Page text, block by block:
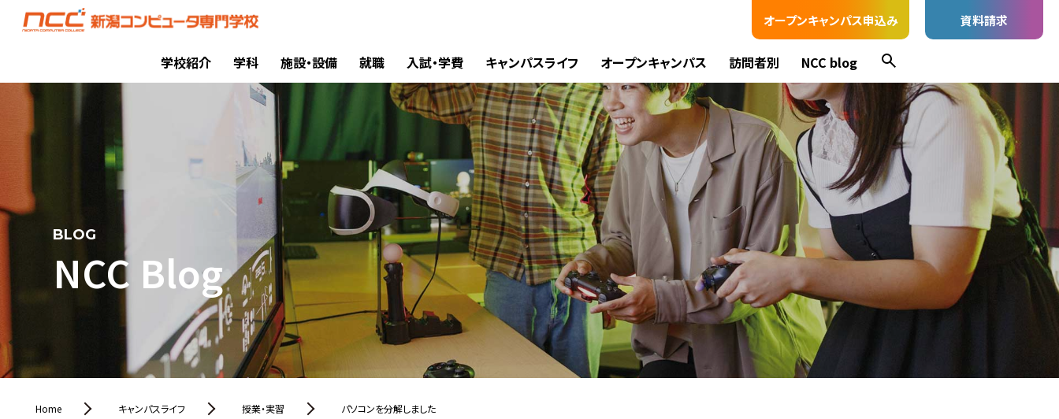
オープンキャンパス申込み 資料請求
学校紹介 学科 施設・設備 就職 入試・学費 キャンパスライフ オープンキャンパス 訪問者別 NCC blog
BLOG
NCC Blog
Home キャンパスライフ 授業・実習 パソコンを分解しました